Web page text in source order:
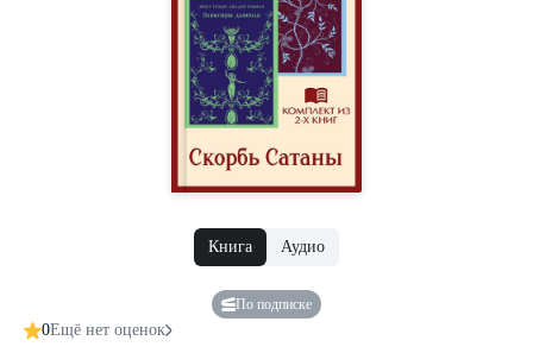
Книга Аудио
По подписке
0Ещё нет оценок